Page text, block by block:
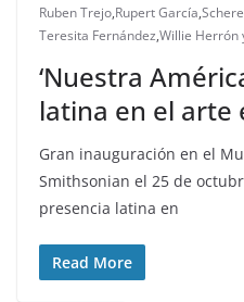
Ruben Trejo,Rupert García,
Teresita Fernández,Willie Herrón
‘Nuestra
latina en el arte
Gran inauguración en el
Smithsonian el 25 de
presencia latina en
Read More